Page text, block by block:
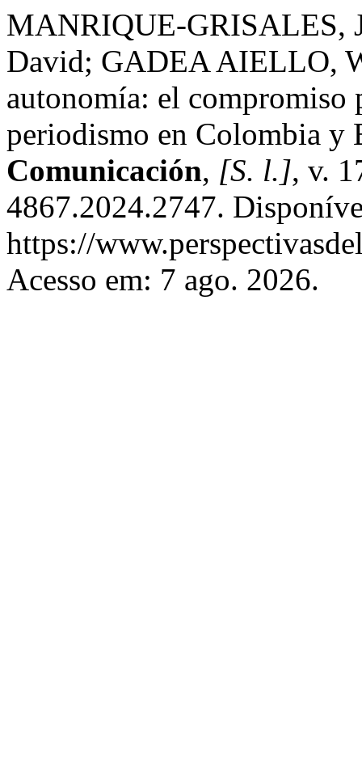
MANRIQUE-GRISALES,
David; GADEA AIELLO,
autonomía: el
periodismo en Colombia y
Comunicación, [S. l.], v.
4867.2024.2747.
https://
Acesso em: 7 ago. 2026.